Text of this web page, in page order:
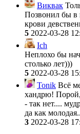
Виквак
Позвонил бы в
крови
5 2022-03-28
Ich
Неплохо бы
столько лет)))
5 2022-03-28
Tonik Всё
хандрю!
- так нет....
да как
3 2022-03-28